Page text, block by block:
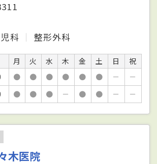
科 整形外科
月 火 水 木 金 土 日
祝
● ● ● ● ● ● －
－
● ● ● － ● ● － －
木医院